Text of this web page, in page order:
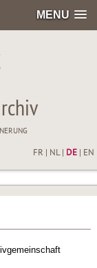
MENU
FR NL| DE| EN